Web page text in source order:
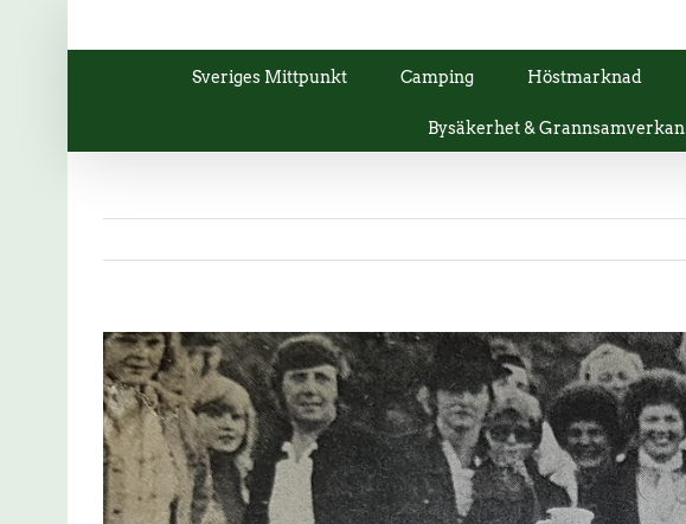
Sveriges Mittpunkt Camping Höstmarknad
Bysäkerhet & Grannsamverkan
Visa
större
bild